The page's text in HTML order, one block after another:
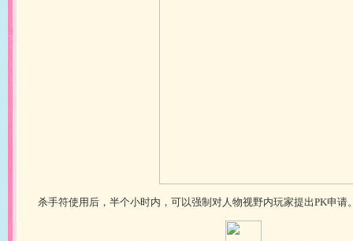
杀手符使用后，半个小时内，可以强制对人物视野内玩家提出PK申请